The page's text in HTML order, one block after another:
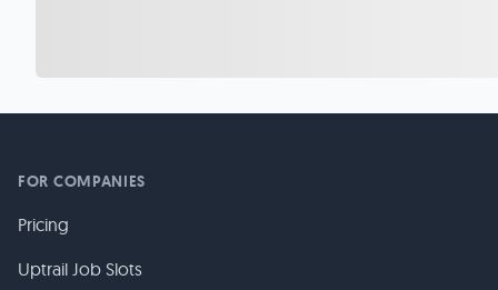
FOR COMPANIES
Pricing
Uptrail Job Slots